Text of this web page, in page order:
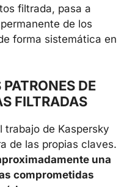
entre los
. Una vez
en una base de
parte del arsenal
globales.
FILTRADAS
trabajo de
estructura de las